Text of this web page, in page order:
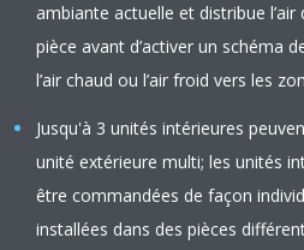
ambiante actuelle et distribue
pièce avant d’activer un schéma
l’air chaud ou l’air froid vers les
Jusqu'à 3 unités intérieures
unité extérieure multi; les unités
être commandées de façon
installées dans des pièces